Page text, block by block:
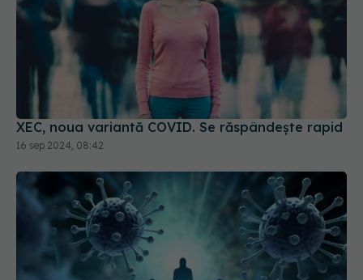
XEC, noua variantă COVID. Se răspândește rapid
16 sep 2024, 08:42